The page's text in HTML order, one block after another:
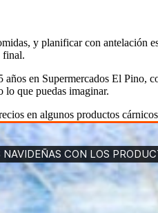
y planificar con antelación
final.
en Supermercados El Pino,
lo que puedas imaginar.
en algunos productos